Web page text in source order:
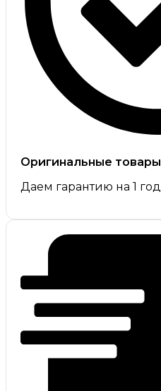
Оригинальные товары
Даем гарантию на 1 год